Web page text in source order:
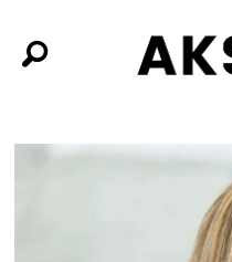
beredskap